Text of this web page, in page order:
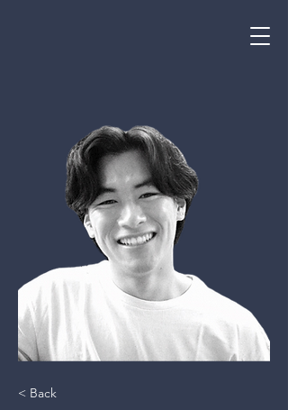
< Back